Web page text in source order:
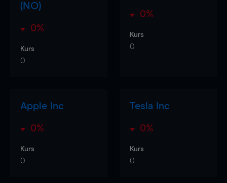
(NO)
0%
Kurs
0
0%
Kurs
0
Apple Inc
0%
Kurs
0
Tesla Inc
0%
Kurs
0